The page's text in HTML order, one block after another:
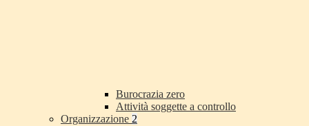
Burocrazia zero
Attività soggette a controllo
Organizzazione 2